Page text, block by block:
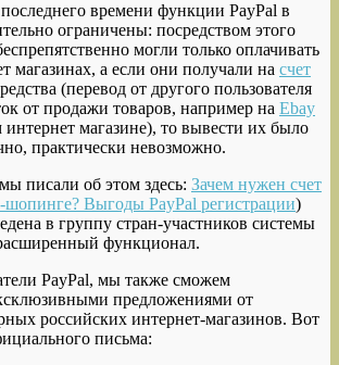
времени функции PayPal в
ограничены: посредством этого
могли только оплачивать
магазинах, а если они получали на счет
(перевод от другого пользователя
от продажи товаров, например на Ebay
магазине), то вывести их было
практически невозможно.
писали об этом здесь: Зачем нужен счет
шопинге? Выгоды PayPal регистрации)
в группу стран-участников системы
функционал.
PayPal, мы также сможем
предложениями от
российских интернет-магазинов. Вот
письма: